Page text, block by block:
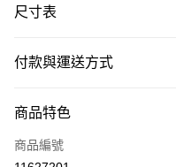
尺寸表
付款與運送方式
信用卡一次付款
商品特色
商品編號